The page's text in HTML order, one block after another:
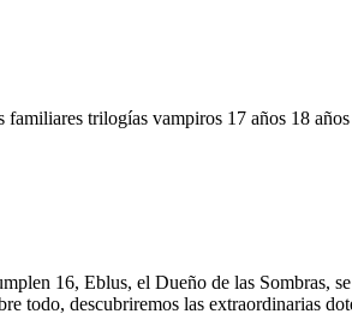
familiares trilogías vampiros 17 años 18 años
16, Eblus, el Dueño de las Sombras,
todo, descubriremos las extraordinarias